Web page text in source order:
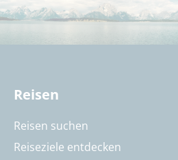
Reisen
Reisen suchen
Reiseziele entdecken